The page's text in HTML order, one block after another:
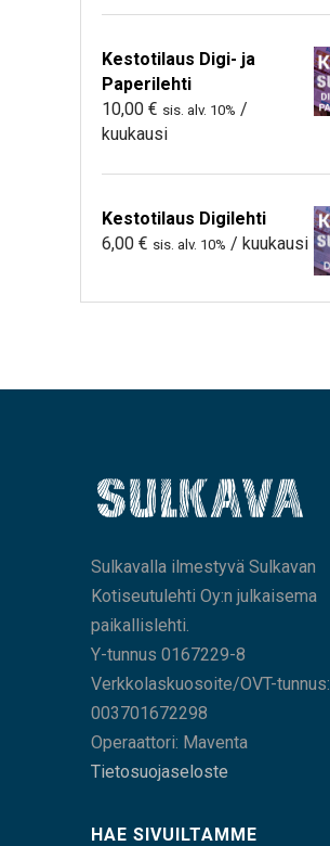
Kestotilaus Digi- ja
Paperilehti
10,00 € sis. alv. 10% /
kuukausi
Kestotilaus Digilehti
6,00 € sis. alv. 10% / kuukausi
Sulkavalla ilmestyvä Sulkavan
Kotiseutulehti Oy:n julkaisema
paikallislehti.
Y-tunnus 0167229-8
Verkkolaskuosoite/OVT-tunnus:
003701672298
Operaattori: Maventa
Tietosuojaseloste
HAE SIVUILTAMME